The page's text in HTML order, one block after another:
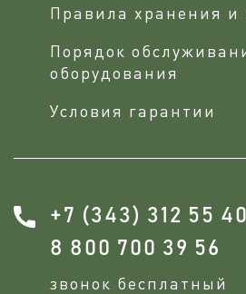
Правила хранения и
Порядок
оборудования
Условия гарантии
+7 (343) 312 55 40
8 800 700 39 56
звонок бесплатный